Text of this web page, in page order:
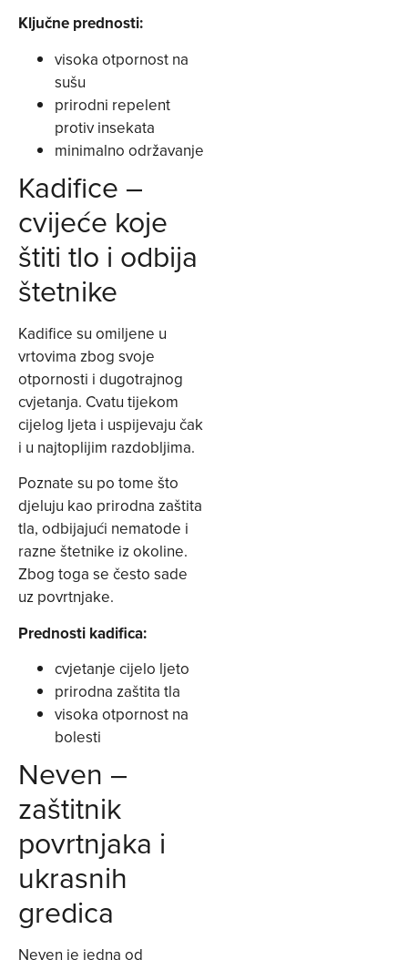
Ključne prednosti:
visoka otpornost na
sušu
prirodni repelent
protiv insekata
minimalno održavanje
Kadifice –
cvijeće koje
štiti tlo i odbija
štetnike
Kadifice su omiljene u
vrtovima zbog svoje
otpornosti i dugotrajnog
cvjetanja. Cvatu tijekom
cijelog ljeta i uspijevaju čak
i u najtoplijim razdobljima.
Poznate su po tome što
djeluju kao prirodna zaštita
tla, odbijajući nematode i
razne štetnike iz okoline.
Zbog toga se često sade
uz povrtnjake.
Prednosti kadifica:
cvjetanje cijelo ljeto
prirodna zaštita tla
visoka otpornost na
bolesti
Neven –
zaštitnik
povrtnjaka i
ukrasnih
gredica
Neven je jedna od